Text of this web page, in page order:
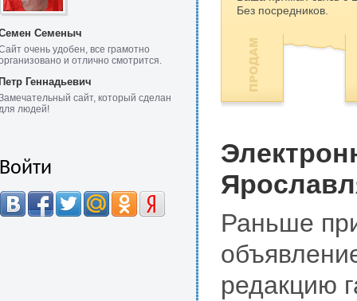
Семеныч
очень удобен, все грамотно
и отлично смотрится.
Геннадьевич
сайт, который сделан
людей!
Войти
Без посредников.
Раньше
редакцию